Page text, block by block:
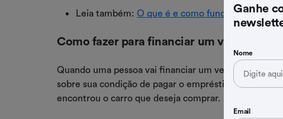
Leia também: O que é e como funciona o
Como fazer para financiar um veículo
Quando uma pessoa vai financiar um veículo, há
sobre sua condição de pagar o empréstimo. No
encontrou o carro que deseja comprar.
Ganhe
Nome
Email